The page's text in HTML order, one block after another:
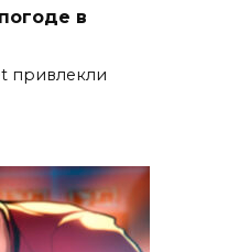
в
привлекли